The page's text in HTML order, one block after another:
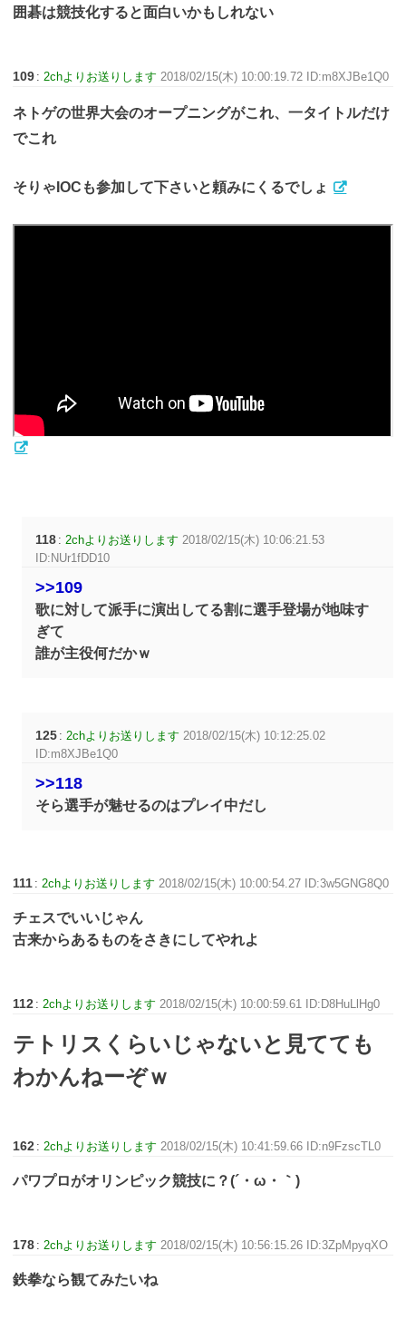
囲碁は競技化すると面白いかもしれない
109 :2chよりお送りします 2018/02/15(木) 10:00:19.72 ID:m8XJBe1Q0
ネトゲの世界大会のオープニングがこれ、一タイトルだけ
でこれ
そりゃIOCも参加して下さいと頼みにくるでしょ
118 : 2chよりお送りします 2018/02/15(木) 10:06:21.53
ID:NUr1fDD10
>>109
歌に対して派手に演出してる割に選手登場が地味す
ぎて
誰が主役何だかｗ
125 :2chよりお送りします 2018/02/15(木) 10:12:25.02
ID:m8XJBe1Q0
>>118
そら選手が魅せるのはプレイ中だし
111 :2chよりお送りします 2018/02/15(木) 10:00:54.27 ID:3w5GNG8Q0
チェスでいいじゃん
古来からあるものをさきにしてやれよ
112 :2chよりお送りします 2018/02/15(木) 10:00:59.61 ID:D8HuLlHg0
テトリスくらいじゃないと見てても
わかんねーぞｗ
162 :2chよりお送りします 2018/02/15(木) 10:41:59.66 ID:n9FzscTL0
パワプロがオリンピック競技に？(´・ω・｀)
178 :2chよりお送りします 2018/02/15(木) 10:56:15.26 ID:3ZpMpyqXO
鉄拳なら観てみたいね